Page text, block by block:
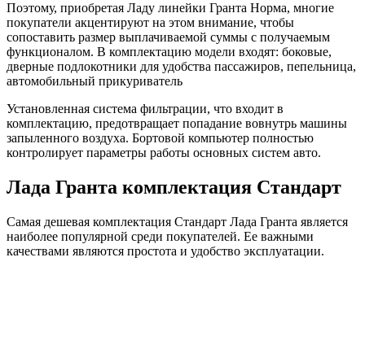
Поэтому, приобретая Ладу линейки Гранта Норма, многие
покупатели акцентируют на этом внимание, чтобы
сопоставить размер выплачиваемой суммы с получаемым
функционалом. В комплектацию модели входят: боковые,
дверные подлокотники для удобства пассажиров, пепельница,
автомобильный прикуриватель
Установленная система фильтрации, что входит в
комплектацию, предотвращает попадание вовнутрь машины
запыленного воздуха. Бортовой компьютер полностью
контролирует параметры работы основных систем авто.
Лада Гранта комплектация Стандарт
Самая дешевая комплектация Стандарт Лада Гранта является
наиболее популярной среди покупателей. Ее важными
качествами являются простота и удобство эксплуатации.